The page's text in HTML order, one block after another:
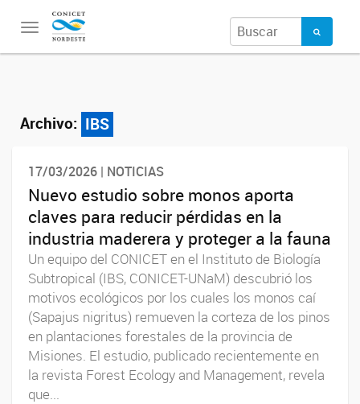
Toggle
navigation
Archivo: IBS
17/03/2026 | NOTICIAS
Nuevo estudio sobre monos aporta
claves para reducir pérdidas en la
industria maderera y proteger a la fauna
Un equipo del CONICET en el Instituto de Biología
Subtropical (IBS, CONICET-UNaM) descubrió los
motivos ecológicos por los cuales los monos caí
(Sapajus nigritus) remueven la corteza de los pinos
en plantaciones forestales de la provincia de
Misiones. El estudio, publicado recientemente en
la revista Forest Ecology and Management, revela
que...